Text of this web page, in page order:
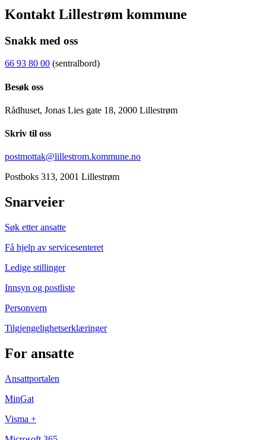
Kontakt Lillestrøm kommune
Snakk med oss
66 93 80 00 (sentralbord)
Besøk oss
Rådhuset, Jonas Lies gate 18, 2000 Lillestrøm
Skriv til oss
postmottak@lillestrom.kommune.no
Postboks 313, 2001 Lillestrøm
Snarveier
Søk etter ansatte
Få hjelp av servicesenteret
Ledige stillinger
Innsyn og postliste
Personvern
Tilgjengelighetserklæringer
For ansatte
Ansattportalen
MinGat
Visma +